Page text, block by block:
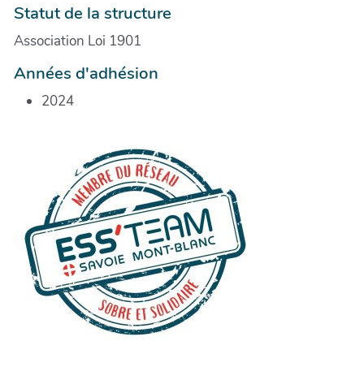
Statut de la structure
Association Loi 1901
Années d'adhésion
2024